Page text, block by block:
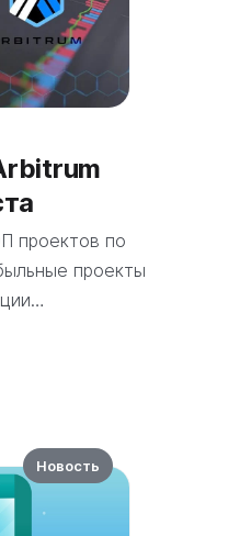
проектов по
проекты
Новость